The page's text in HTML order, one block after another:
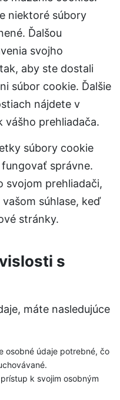
niektoré súbory
Ďalšou
svojho
aby ste dostali
súbor cookie. Ďalšie
nájdete v
vášho prehliadača.
súbory cookie
správne.
svojom prehliadači,
súhlase, keď
stránky.
s
máte nasledujúce
osobné údaje potrebné, čo
k svojim osobným